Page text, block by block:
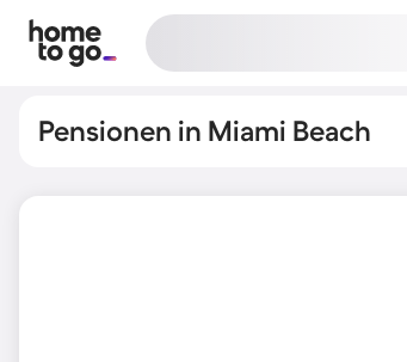
Pensionen in Miami Beach